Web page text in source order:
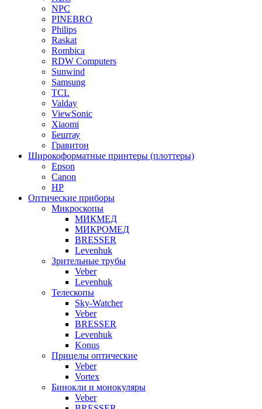
NPC
PINEBRO
Philips
Raskat
Rombica
RDW Computers
Sunwind
Samsung
TCL
Valday
ViewSonic
Xiaomi
Бештау
Гравитон
Широкоформатные принтеры (плоттеры)
Epson
Canon
HP
Оптические приборы
Микроскопы
МИКМЕД
МИКРОМЕД
BRESSER
Levenhuk
Зрительные трубы
Veber
Levenhuk
Телескопы
Sky-Watcher
Veber
BRESSER
Levenhuk
Konus
Прицелы оптические
Veber
Vortex
Бинокли и монокуляры
Veber